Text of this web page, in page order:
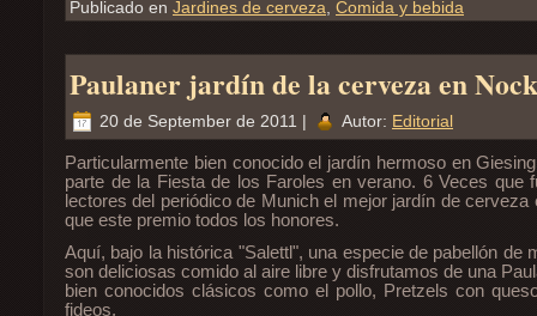
Publicado en Jardines de cerveza, Comida y bebida
Paulaner jardín de la cerveza en
20 de September de 2011 | Autor: Editorial
Particularmente bien conocido el jardín hermoso en
parte de la Fiesta de los Faroles en verano. 6 Veces que
lectores del periódico de Munich el mejor jardín de
que este premio todos los honores.
Aquí, bajo la histórica "Salettl", una especie de pabellón de
son deliciosas comido al aire libre y disfrutamos de una
bien conocidos clásicos como el pollo, Pretzels con
fideos.